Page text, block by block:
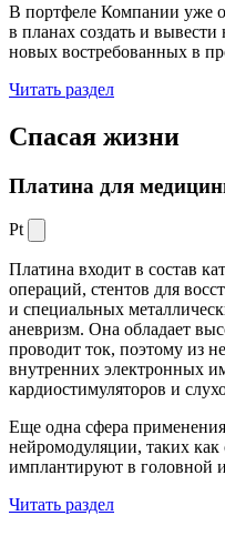
В портфеле Компании уже
в планах создать и
новых востребованных в
Читать раздел
Спасая жизни
Платина для
Pt
Платина входит в состав
операций, стентов для
и специальных
аневризм. Она обладает
проводит ток, поэтому из
внутренних электронных
кардиостимуляторов и
Еще одна сфера
нейромодуляции, таких
имплантируют в головной
Читать раздел